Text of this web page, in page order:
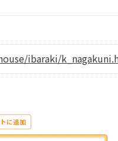
ibaraki/
に追加